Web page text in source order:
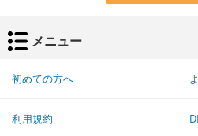
メニュー
初めての方へ
利用規約